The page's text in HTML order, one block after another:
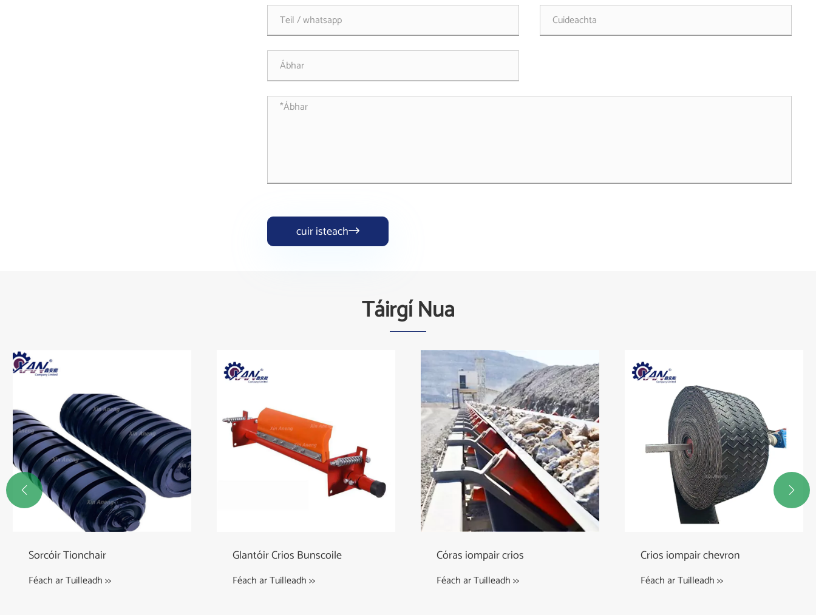
cuir isteach
Táirgí Nua
Sorcóir Tionchair
Féach ar Tuilleadh >>
Glantóir Crios Bunscoile
Féach ar Tuilleadh >>
Córas iompair crios
Féach ar Tuilleadh >>
Crios iompair chevron
Féach ar Tuilleadh >>
 